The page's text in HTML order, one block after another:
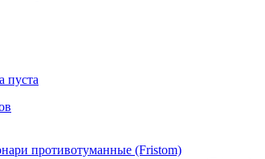
пуста
противотуманные (Fristom)